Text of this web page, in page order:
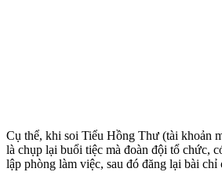
Cụ thể, khi soi Tiểu Hồng Thư (tài khoản
là chụp lại buổi tiệc mà đoàn đội tổ chức,
lập phòng làm việc, sau đó đăng lại bài